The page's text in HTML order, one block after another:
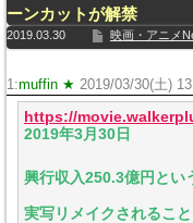
ーンカットが解禁
2019.03.30 映画・アニメ
1:muffin ★ 2019/03/30(土)
https://
2019年3月30日
興行収入250.3億円とい
実写リメイクされるこ